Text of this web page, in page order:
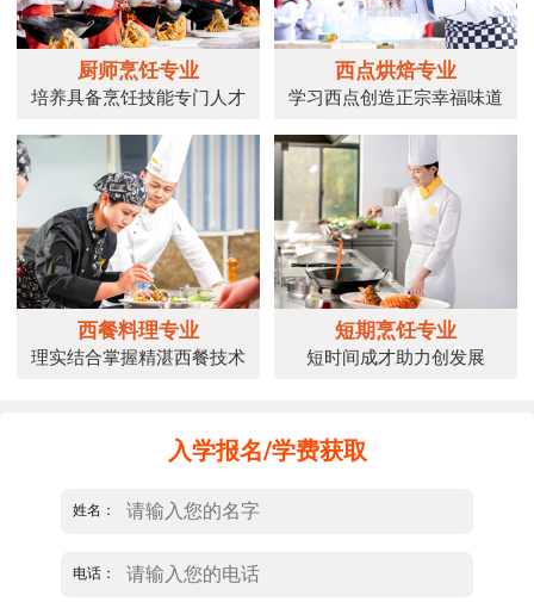
厨师烹饪专业
培养具备烹饪技能专门人才
西点烘焙专业
学习西点创造正宗幸福味道
西餐料理专业
理实结合掌握精湛西餐技术
短期烹饪专业
短时间成才助力创发展
入学报名/学费获取
姓名：
电话：